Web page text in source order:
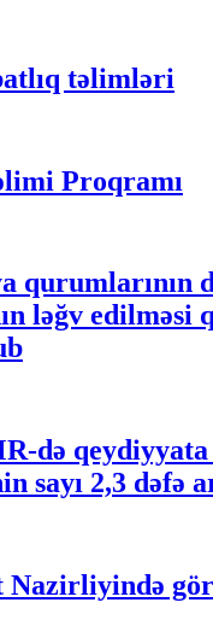
təlimləri
Proqramı
qurumlarının
ləğv edilməsi
də qeydiyyata
sayı 2,3 dəfə
Nazirliyində